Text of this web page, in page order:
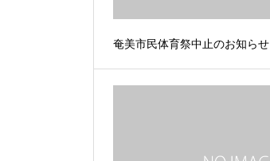
奄美市民体育祭中止のお知らせ